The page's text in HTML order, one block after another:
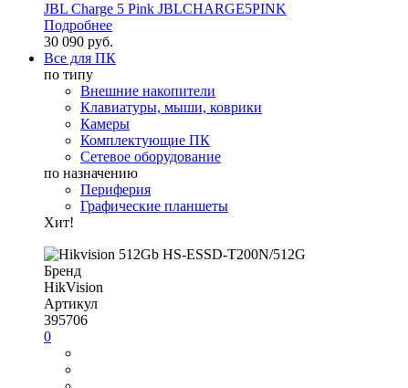
JBL Charge 5 Pink JBLCHARGE5PINK
Подробнее
30 090 руб.
Все для ПК
по типу
Внешние накопители
Клавиатуры, мыши, коврики
Камеры
Комплектующие ПК
Сетевое оборудование
по назначению
Периферия
Графические планшеты
Хит!
Бренд
HikVision
Артикул
395706
0